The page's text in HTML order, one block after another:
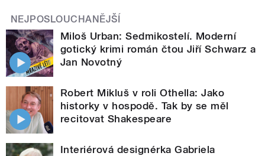
NEJPOSLOUCHANĚJŠÍ
Miloš Urban: Sedmikostelí. Moderní
gotický krimi román čtou Jiří Schwarz a
Jan Novotný
Robert Mikluš v roli Othella: Jako
historky v hospodě. Tak by se měl
recitovat Shakespeare
Interiérová designérka Gabriela